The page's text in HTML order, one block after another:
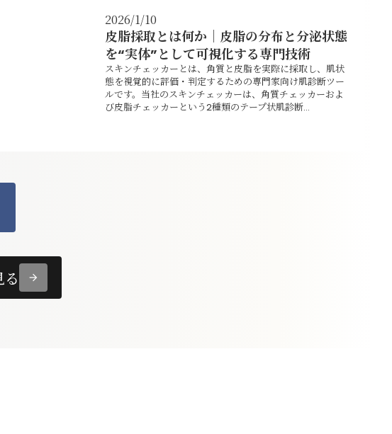
2026/1/10
皮脂採取とは何か｜皮脂の分布と分泌状態
を“実体”として可視化する専門技術
スキンチェッカーとは、角質と皮脂を実際に採取し、肌状
態を視覚的に評価・判定するための専門家向け肌診断ツー
ルです。当社のスキンチェッカーは、角質チェッカーおよ
び皮脂チェッカーという2種類のテープ状肌診断...
arrow_forward